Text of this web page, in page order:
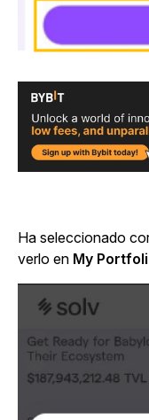
Ha seleccionado
verlo en My